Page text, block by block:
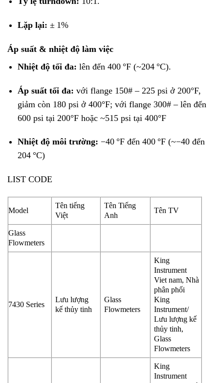
Lặp lại: ± 1%
Áp suất & nhiệt độ làm việc
Nhiệt độ tối đa: lên đến 400 °F (~204 °C).
Áp suất tối đa: với flange 150# – 225 psi ở 200°F,
giảm còn 180 psi ở 400°F; với flange 300# – lên đến
600 psi tại 200°F hoặc ~515 psi tại 400°F
Nhiệt độ môi trường: −40 °F đến 400 °F (~−40 đến
204 °C)
LIST CODE
Model
Tên tiếng
Việt
Tên Tiếng
Anh
Tên TV
Glass
Flowmeters
7430 Series
Lưu lượng
kế thủy tinh
Glass
Flowmeters
King
Instrument
Viet nam, Nhà
phân phối
King
Instrument/
Lưu lượng kế
thủy tinh,
Glass
Flowmeters
King
Instrument